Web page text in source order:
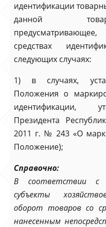
идентификации
данной
средствах
следующих случаях:
1) в случаях,
Положения о
идентификации,
Президента
2011 г. № 243 «О
Положение);
Справочно:
В соответствии с
субъекты
оборот товаров со
нанесенным